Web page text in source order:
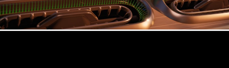
Alle Cabrios
CLE Cabrio